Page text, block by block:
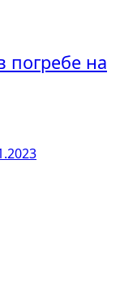
погребе на